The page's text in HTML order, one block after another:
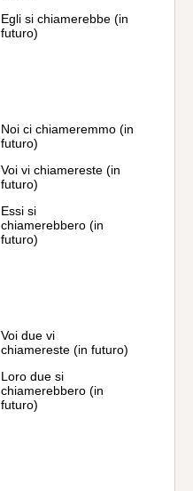
Egli si chiamerebbe (in
futuro)
Noi ci chiameremmo (in
futuro)
Voi vi chiamereste (in
futuro)
Essi si
chiamerebbero (in
futuro)
Voi due vi
chiamereste (in futuro)
Loro due si
chiamerebbero (in
futuro)